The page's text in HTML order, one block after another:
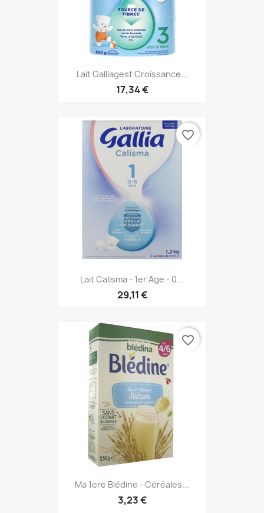
Lait Galliagest Croissance...
17,34 €
Lait Calisma - 1er Age - 0...
29,11 €
favorite_border
Ma 1ere Blédine - Céréales...
3,23 €
favorite_border